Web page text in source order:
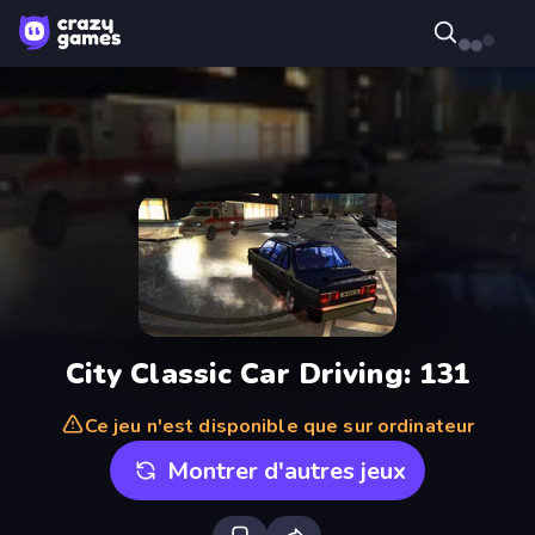
City Classic Car Driving: 131
Ce jeu n'est disponible que sur ordinateur
Montrer d'autres jeux